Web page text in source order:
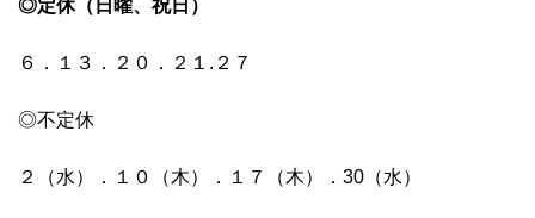
◎定休（日曜、祝日）
６．１３．２０．２１.２７
◎不定休
２（水）．１０（木）．１７（木）．30（水）